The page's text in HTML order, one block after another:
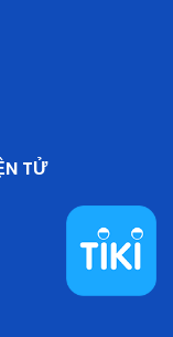
TỬ